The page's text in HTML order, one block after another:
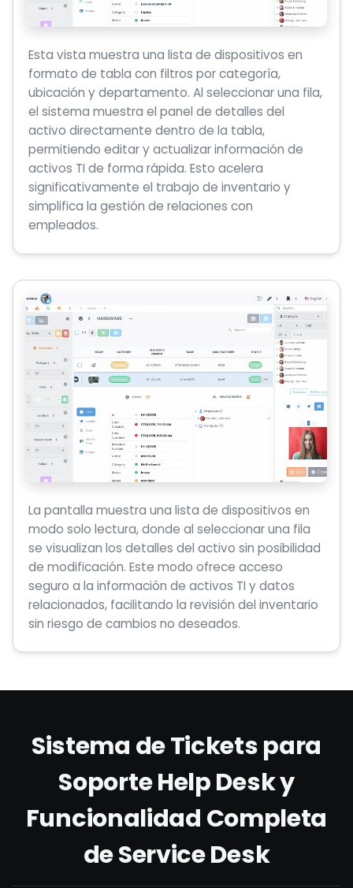
Esta vista muestra una lista de dispositivos en
formato de tabla con filtros por categoría,
ubicación y departamento. Al seleccionar una fila,
el sistema muestra el panel de detalles del
activo directamente dentro de la tabla,
permitiendo editar y actualizar información de
activos TI de forma rápida. Esto acelera
significativamente el trabajo de inventario y
simplifica la gestión de relaciones con
empleados.
La pantalla muestra una lista de dispositivos en
modo solo lectura, donde al seleccionar una fila
se visualizan los detalles del activo sin posibilidad
de modificación. Este modo ofrece acceso
seguro a la información de activos TI y datos
relacionados, facilitando la revisión del inventario
sin riesgo de cambios no deseados.
Sistema de Tickets para
Soporte Help Desk y
Funcionalidad Completa
de Service Desk